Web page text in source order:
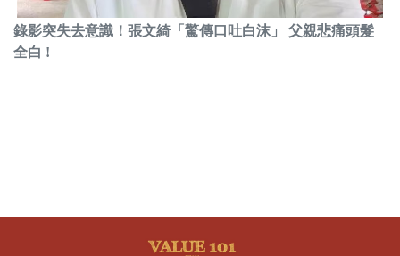
錄影突失去意識！張文綺「驚傳口吐白沫」 父親悲痛頭髮
全白 !